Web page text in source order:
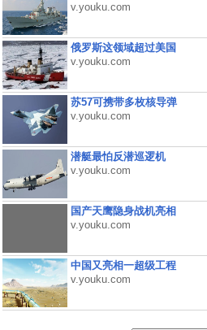
v.youku.com
俄罗斯这领域超过美国
v.youku.com
苏57可携带多枚核导弹
v.youku.com
潜艇最怕反潜巡逻机
v.youku.com
国产天鹰隐身战机亮相
v.youku.com
中国又亮相一超级工程
v.youku.com